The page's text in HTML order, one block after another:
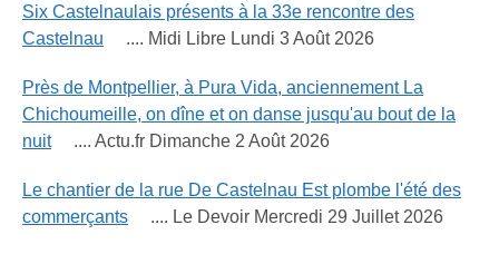
Six Castelnaulais présents à la 33e rencontre des
Castelnau .... Midi Libre Lundi 3 Août 2026
Près de Montpellier, à Pura Vida, anciennement La
Chichoumeille, on dîne et on danse jusqu'au bout de la
nuit.... Actu.fr Dimanche 2 Août 2026
Le chantier de la rue De Castelnau Est plombe l'été des
commerçants .... Le Devoir Mercredi 29 Juillet 2026